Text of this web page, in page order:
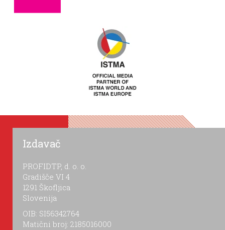
Izdavač
PROFIDTP, d. o. o.
Gradišče VI 4
1291 Škofljica
Slovenija
OIB: SI56342764
Matični broj: 2185016000